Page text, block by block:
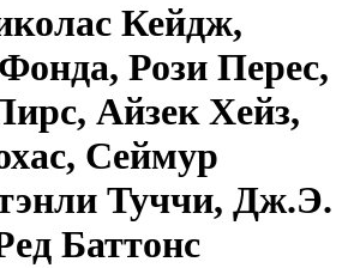
Кейдж,
Рози Перес,
Айзек Хейз,
Сеймур
Туччи, Дж.Э.
Баттонс